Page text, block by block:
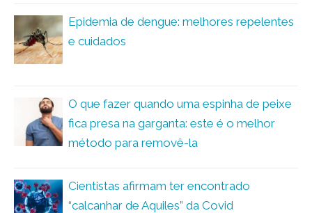
Epidemia de dengue: melhores repelentes
e cuidados
O que fazer quando uma espinha de peixe
fica presa na garganta: este é o melhor
método para removê-la
Cientistas afirmam ter encontrado
“calcanhar de Aquiles” da Covid